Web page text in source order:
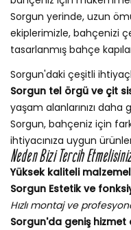
Sorgun yerinde, uzun
ekiplerimizle, bahçenizi
tasarlanmış bahçe
Sorgun'daki çeşitli
Sorgun tel örgü ve çit
yaşam alanlarınızı daha
Sorgun, bahçeniz için
ihtiyacınıza uygun
Neden Bizi Tercih
Yüksek kaliteli
Sorgun Estetik ve
Hızlı montaj ve
Sorgun'da geniş